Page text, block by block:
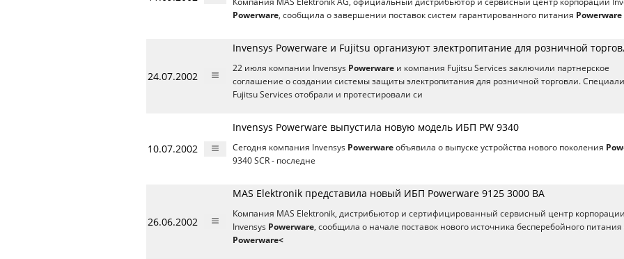
Powerware, сообщила о завершении поставок систем гарантированного питания Powerware
24.07.2002
Invensys Powerware и Fujitsu организуют электропитание для розничной
22 июля компании Invensys Powerware и компания Fujitsu Services заключили партнерское
соглашение о создании системы защиты электропитания для розничной торговли.
Fujitsu Services отобрали и протестировали си
10.07.2002
Invensys Powerware выпустила новую модель ИБП PW 9340
Сегодня компания Invensys Powerware объявила о выпуске устройства нового поколения
9340 SCR - последне
26.06.2002
MAS Elektronik представила новый ИБП Powerware 9125 3000 ВА
Компания MAS Elektronik, дистрибьютор и сертифицированный сервисный центр корпорации
Invensys Powerware, сообщила о начале поставок нового источника бесперебойного питания
Powerware<